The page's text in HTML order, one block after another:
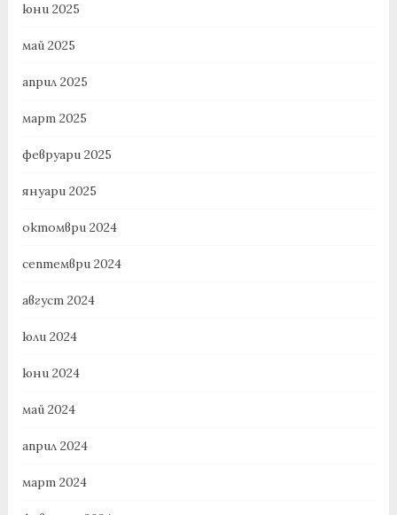
юни 2025
май 2025
април 2025
март 2025
февруари 2025
януари 2025
октомври 2024
септември 2024
август 2024
юли 2024
юни 2024
май 2024
април 2024
март 2024